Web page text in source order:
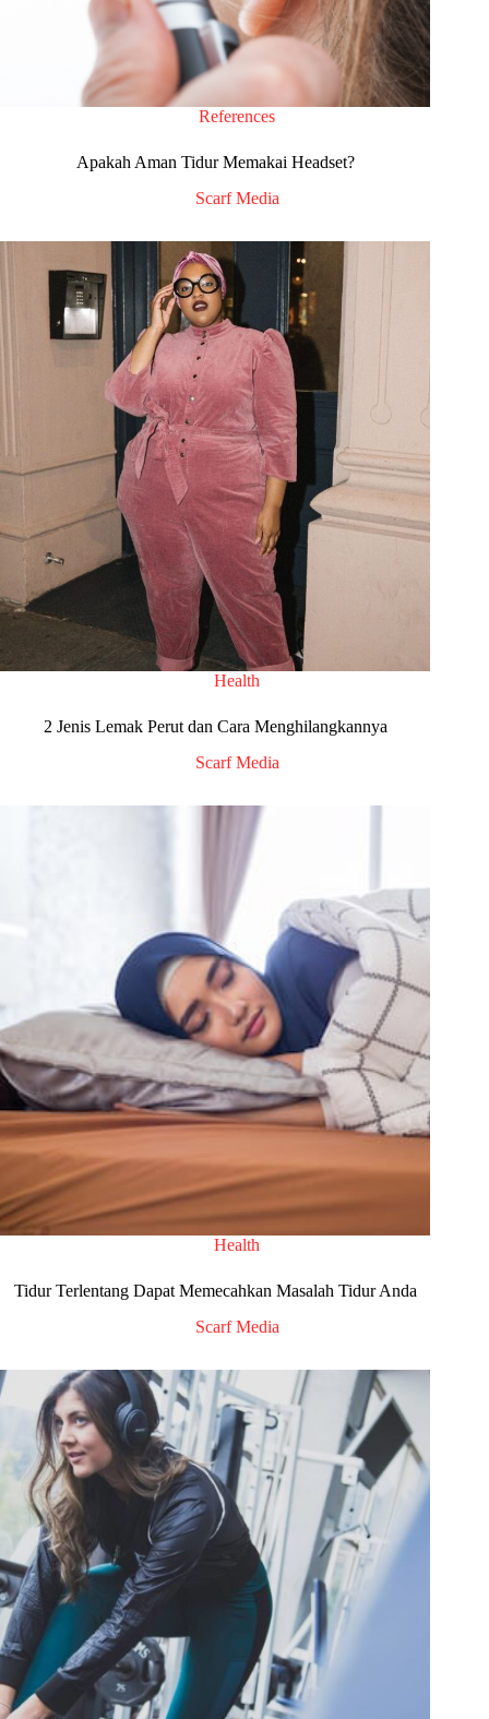
References
Apakah Aman Tidur Memakai Headset?
Scarf Media
Health
2 Jenis Lemak Perut dan Cara Menghilangkannya
Scarf Media
Health
Tidur Terlentang Dapat Memecahkan Masalah Tidur Anda
Scarf Media